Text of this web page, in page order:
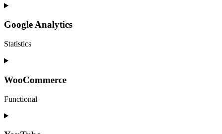
Consent
service
google-
adsense
Google Analytics
Statistics
Consent
service
analytics
WooCommerce
Functional
Consent